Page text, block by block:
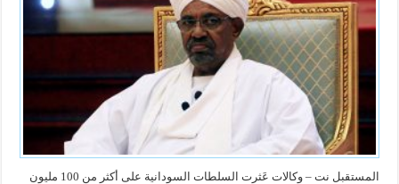
المستقبل نت – وكالات عَثرت السلطات السودانية على أكثر من 100 مليون